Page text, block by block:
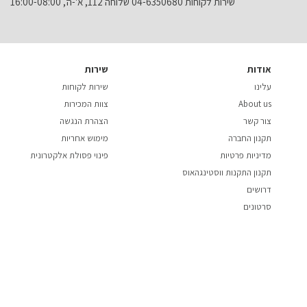
אודות
עלינו
About us
צור קשר
תקנון החברה
מדיניות פרטיות
תקנון התקנות ווסטינגהאוס
דרושים
סרטונים
שירות
שירות לקוחות
צוות המכירות
הצהרת הנגשה
מימוש אחריות
פינוי פסולת אלקטרונית